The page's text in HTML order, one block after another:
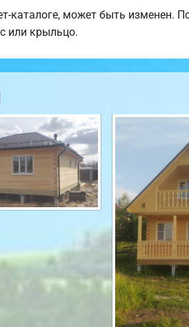
каталоге, может быть изменен.
или крыльцо.